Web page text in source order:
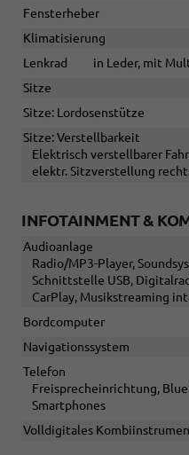
Fensterheber
Klimatisierung
Lenkrad
in Leder, mit
Sitze
Sitze: Lordosenstütze
Sitze: Verstellbarkeit
Elektrisch verstellbarer
elektr. Sitzverstellung
INFOTAINMENT &
Audioanlage
Radio/MP3-Player,
Schnittstelle USB,
CarPlay, Musikstreaming
Bordcomputer
Navigationssystem
Telefon
Freisprecheinrichtung,
Smartphones
Volldigitales